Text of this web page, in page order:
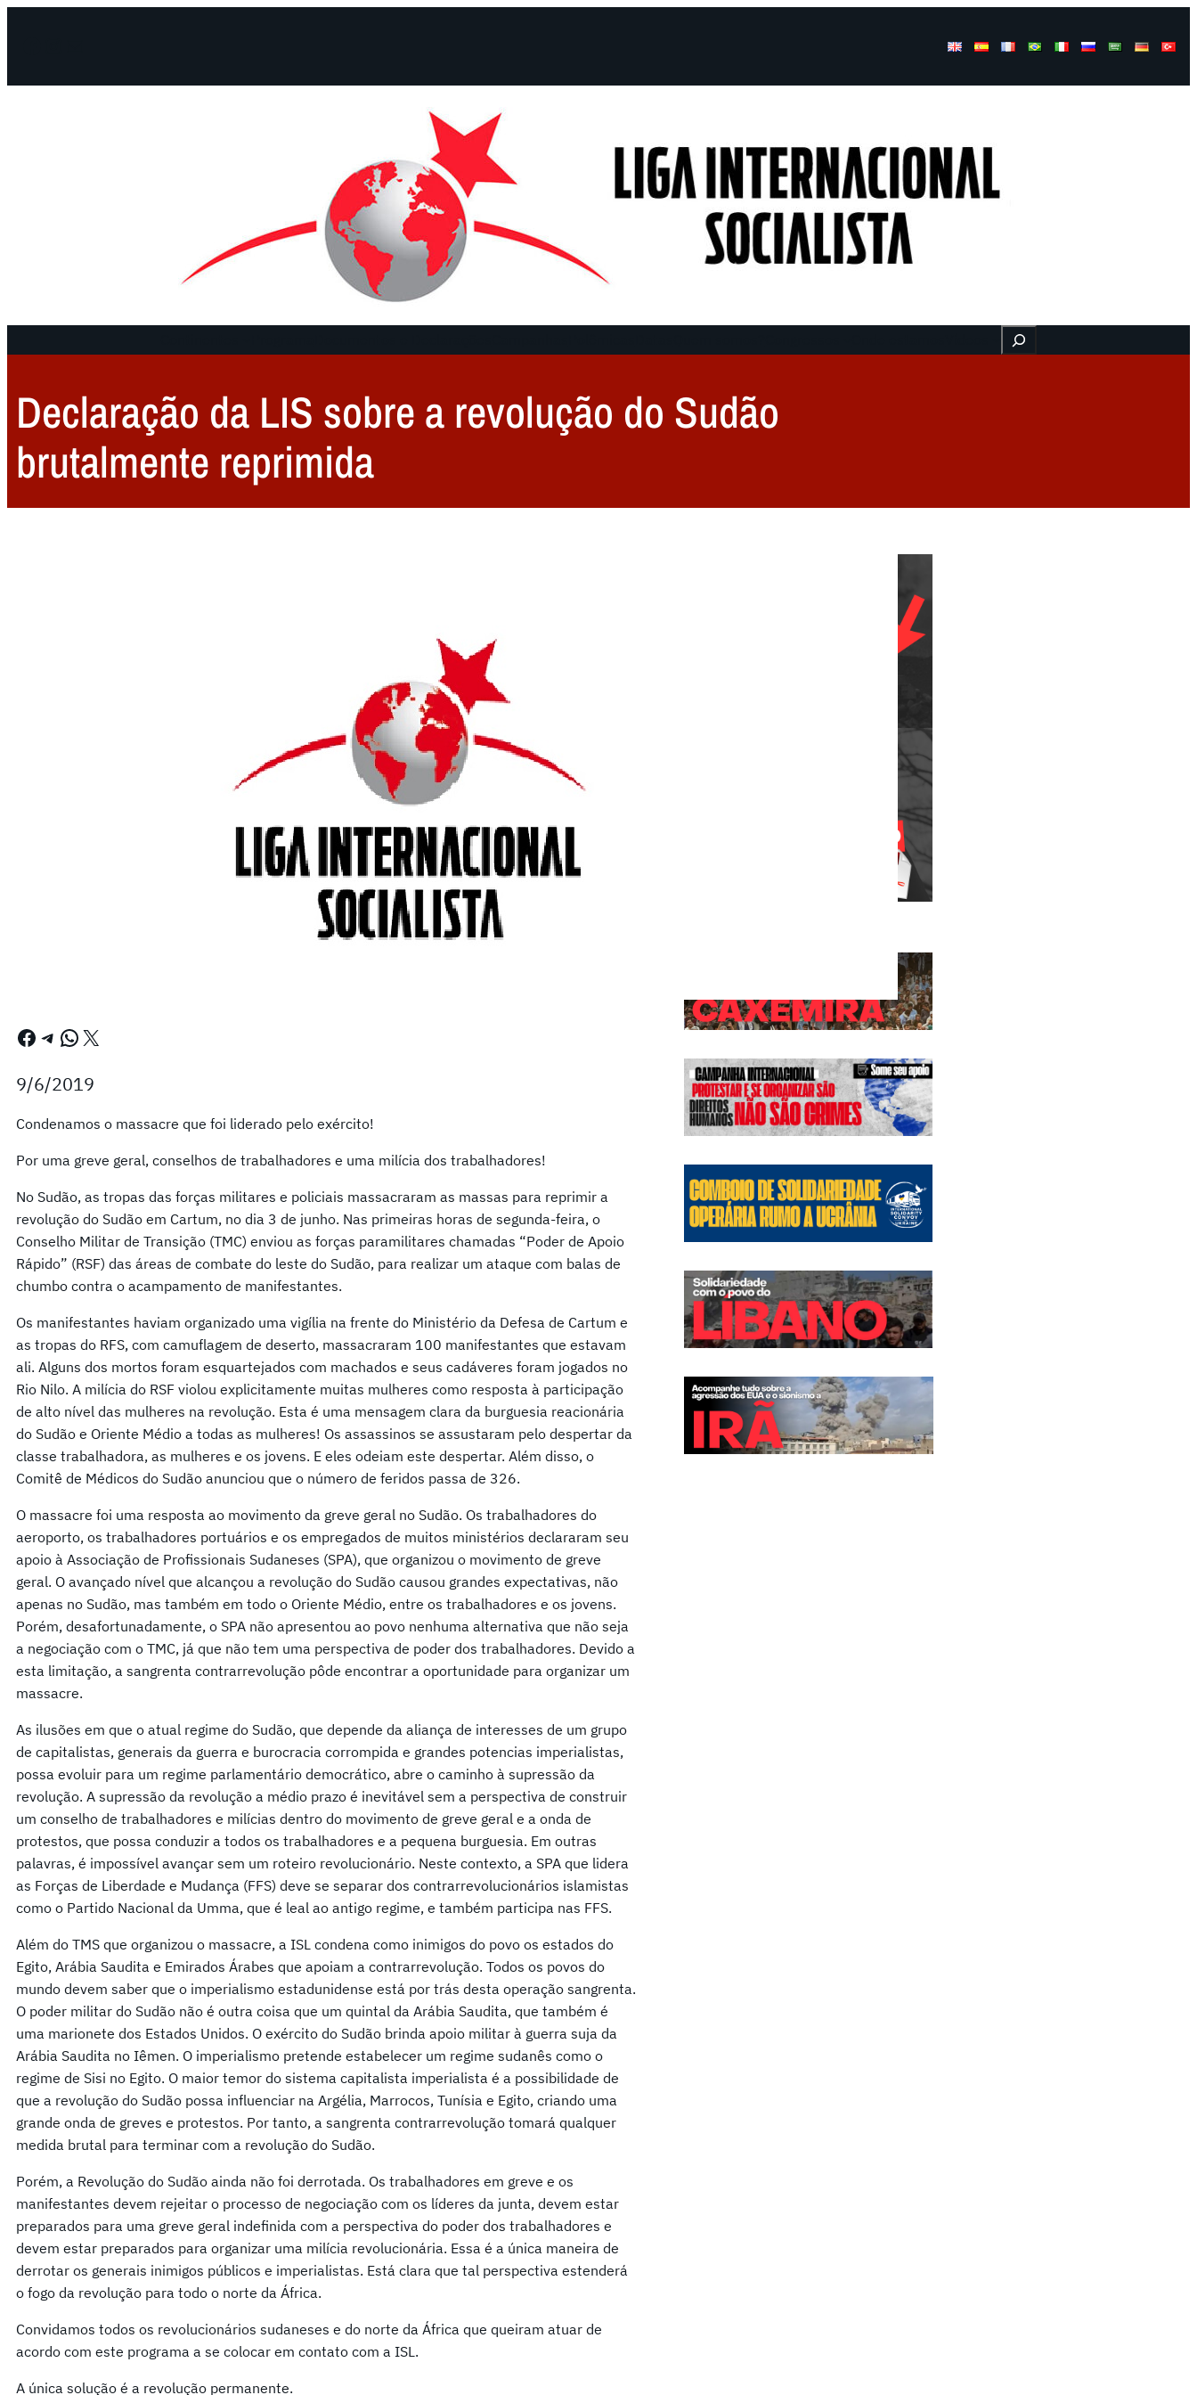
Buscar
Declaração da LIS sobre a revolução do Sudão
brutalmente reprimida
Facebook Telegram WhatsApp X
9/6/2019
Condenamos o massacre que foi liderado pelo exército!
Por uma greve geral, conselhos de trabalhadores e uma milícia dos trabalhadores!
No Sudão, as tropas das forças militares e policiais massacraram as massas para reprimir a
revolução do Sudão em Cartum, no dia 3 de junho. Nas primeiras horas de segunda-feira, o
Conselho Militar de Transição (TMC) enviou as forças paramilitares chamadas “Poder de Apoio
Rápido” (RSF) das áreas de combate do leste do Sudão, para realizar um ataque com balas de
chumbo contra o acampamento de manifestantes.
Os manifestantes haviam organizado uma vigília na frente do Ministério da Defesa de Cartum e
as tropas do RFS, com camuflagem de deserto, massacraram 100 manifestantes que estavam
ali. Alguns dos mortos foram esquartejados com machados e seus cadáveres foram jogados no
Rio Nilo. A milícia do RSF violou explicitamente muitas mulheres como resposta à participação
de alto nível das mulheres na revolução. Esta é uma mensagem clara da burguesia reacionária
do Sudão e Oriente Médio a todas as mulheres! Os assassinos se assustaram pelo despertar da
classe trabalhadora, as mulheres e os jovens. E eles odeiam este despertar. Além disso, o
Comitê de Médicos do Sudão anunciou que o número de feridos passa de 326.
O massacre foi uma resposta ao movimento da greve geral no Sudão. Os trabalhadores do
aeroporto, os trabalhadores portuários e os empregados de muitos ministérios declararam seu
apoio à Associação de Profissionais Sudaneses (SPA), que organizou o movimento de greve
geral. O avançado nível que alcançou a revolução do Sudão causou grandes expectativas, não
apenas no Sudão, mas também em todo o Oriente Médio, entre os trabalhadores e os jovens.
Porém, desafortunadamente, o SPA não apresentou ao povo nenhuma alternativa que não seja
a negociação com o TMC, já que não tem uma perspectiva de poder dos trabalhadores. Devido a
esta limitação, a sangrenta contrarrevolução pôde encontrar a oportunidade para organizar um
massacre.
As ilusões em que o atual regime do Sudão, que depende da aliança de interesses de um grupo
de capitalistas, generais da guerra e burocracia corrompida e grandes potencias imperialistas,
possa evoluir para um regime parlamentário democrático, abre o caminho à supressão da
revolução. A supressão da revolução a médio prazo é inevitável sem a perspectiva de construir
um conselho de trabalhadores e milícias dentro do movimento de greve geral e a onda de
protestos, que possa conduzir a todos os trabalhadores e a pequena burguesia. Em outras
palavras, é impossível avançar sem um roteiro revolucionário. Neste contexto, a SPA que lidera
as Forças de Liberdade e Mudança (FFS) deve se separar dos contrarrevolucionários islamistas
como o Partido Nacional da Umma, que é leal ao antigo regime, e também participa nas FFS.
Além do TMS que organizou o massacre, a ISL condena como inimigos do povo os estados do
Egito, Arábia Saudita e Emirados Árabes que apoiam a contrarrevolução. Todos os povos do
mundo devem saber que o imperialismo estadunidense está por trás desta operação sangrenta.
O poder militar do Sudão não é outra coisa que um quintal da Arábia Saudita, que também é
uma marionete dos Estados Unidos. O exército do Sudão brinda apoio militar à guerra suja da
Arábia Saudita no Iêmen. O imperialismo pretende estabelecer um regime sudanês como o
regime de Sisi no Egito. O maior temor do sistema capitalista imperialista é a possibilidade de
que a revolução do Sudão possa influenciar na Argélia, Marrocos, Tunísia e Egito, criando uma
grande onda de greves e protestos. Por tanto, a sangrenta contrarrevolução tomará qualquer
medida brutal para terminar com a revolução do Sudão.
Porém, a Revolução do Sudão ainda não foi derrotada. Os trabalhadores em greve e os
manifestantes devem rejeitar o processo de negociação com os líderes da junta, devem estar
preparados para uma greve geral indefinida com a perspectiva do poder dos trabalhadores e
devem estar preparados para organizar uma milícia revolucionária. Essa é a única maneira de
derrotar os generais inimigos públicos e imperialistas. Está clara que tal perspectiva estenderá
o fogo da revolução para todo o norte da África.
Convidamos todos os revolucionários sudaneses e do norte da África que queiram atuar de
acordo com este programa a se colocar em contato com a ISL.
A única solução é a revolução permanente.